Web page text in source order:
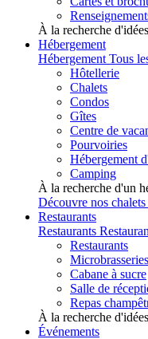
À la recherche
Hébergement
Hébergement Tous
Hôtellerie
Chalets
Condos
Gîtes
Centre de
Pourvoiries
Hébergement
Camping
À la recherche d'un
Découvre nos
Restaurants
Restaurants
Restaurants
Microbrasseries
Cabane à sucre
Salle de
Repas
À la recherche
Événements